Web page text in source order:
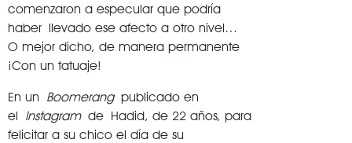
comenzaron a especular que podría
haber llevado ese afecto a otro nivel…
O mejor dicho, de manera permanente
¡Con un tatuaje!
En un Boomerangpublicado en
el Instagramde Hadid, de 22 años, para
felicitar a su chico el día de su